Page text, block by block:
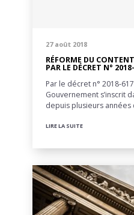
27 août 2018
RÉFORME DU
PAR LE DÉCRET N°
Par le décret n° 2018-
Gouvernement s’inscrit
depuis plusieurs
LIRE LA SUITE